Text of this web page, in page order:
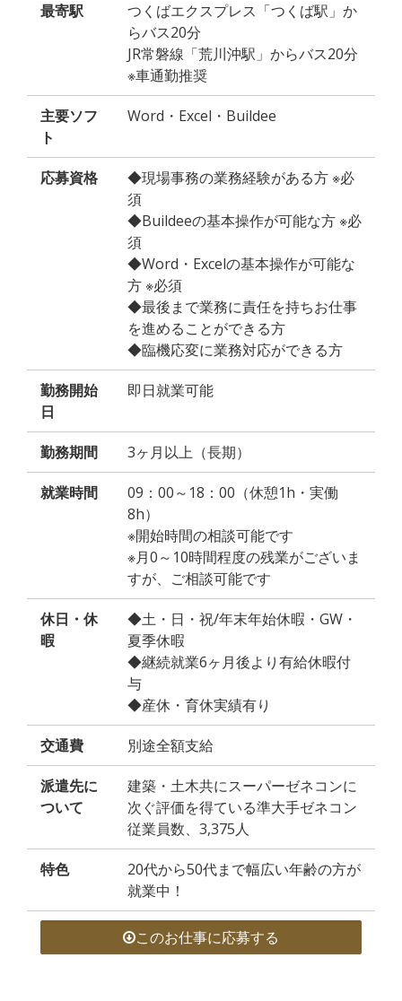
最寄駅
つくばエクスプレス「つくば駅」か
らバス20分
JR常磐線「荒川沖駅」からバス20分
※車通勤推奨
主要ソフ
ト
Word・Excel・Buildee
応募資格
◆現場事務の業務経験がある方 ※必
須
◆Buildeeの基本操作が可能な方 ※必
須
◆Word・Excelの基本操作が可能な
方 ※必須
◆最後まで業務に責任を持ちお仕事
を進めることができる方
◆臨機応変に業務対応ができる方
勤務開始
日
即日就業可能
勤務期間 3ヶ月以上（長期）
就業時間
09：00～18：00（休憩1h・実働
8h）
※開始時間の相談可能です
※月0～10時間程度の残業がございま
すが、ご相談可能です
休日・休
暇
◆土・日・祝/年末年始休暇・GW・
夏季休暇
◆継続就業6ヶ月後より有給休暇付
与
◆産休・育休実績有り
交通費 別途全額支給
派遣先に
ついて
建築・土木共にスーパーゼネコンに
次ぐ評価を得ている準大手ゼネコン
従業員数、3,375人
特色
20代から50代まで幅広い年齢の方が
就業中！
このお仕事に応募する